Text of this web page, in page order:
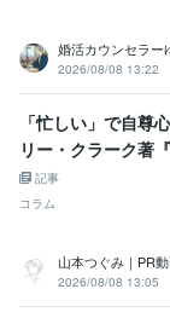
婚活カウンセラー
2026/08/08 13:22
「忙しい」で自尊
リー・クラーク著
記事
コラム
山本つぐみ｜PR
2026/08/08 13:05